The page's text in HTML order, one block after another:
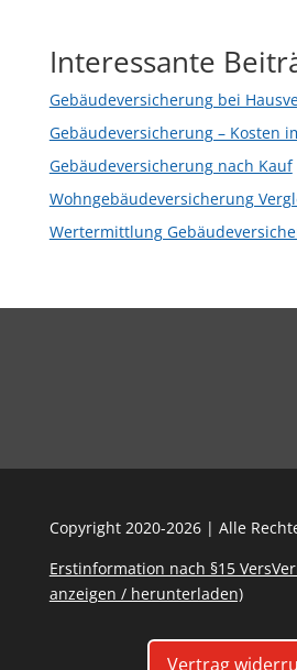
Interessante
Gebäudeversicherung bei
Gebäudeversicherung – Kosten
Gebäudeversicherung nach Kauf
Wohngebäudeversicherung
Wertermittlung
Copyright 2020-2026 | Alle
Erstinformation nach §15
anzeigen / herunterladen)
Vertrag